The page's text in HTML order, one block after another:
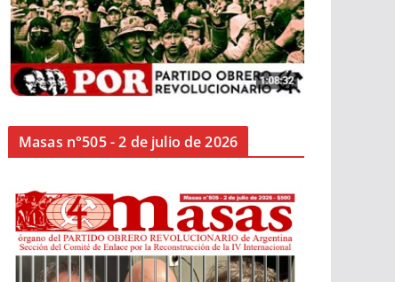
Masas n°505 - 2 de julio de 2026